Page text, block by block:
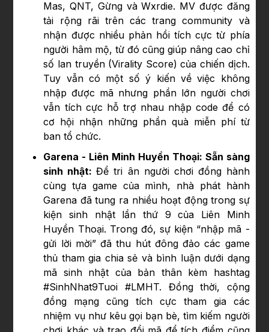
Mas, QNT, Gừng và Wxrdie. MV được đăng
tải rộng rãi trên các trang community và
nhận được nhiều phản hồi tích cực từ phía
người hâm mộ, từ đó cũng giúp nâng cao chỉ
số lan truyền (Virality Score) của chiến dịch.
Tuy vẫn có một số ý kiến về việc không
nhập được mã nhưng phần lớn người chơi
vẫn tích cực hỗ trợ nhau nhập code để có
cơ hội nhận những phần quà miễn phí từ
ban tổ chức.
Garena - Liên Minh Huyền Thoại: Sẵn sàng
sinh nhật:Để tri ân người chơi đồng hành
cùng tựa game của mình, nhà phát hành
Garena đã tung ra nhiều hoạt động trong sự
kiện sinh nhật lần thứ 9 của Liên Minh
Huyền Thoại. Trong đó, sự kiện “nhập mã -
gửi lời mời” đã thu hút đông đảo các game
thủ tham gia chia sẻ và bình luận dưới dạng
mã sinh nhật của bản thân kèm hashtag
#SinhNhat9Tuoi #LMHT. Đồng thời, cộng
đồng mạng cũng tích cực tham gia các
nhiệm vụ như kêu gọi bạn bè, tìm kiếm người